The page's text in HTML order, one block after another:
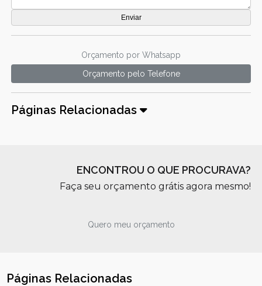
Orçamento por Whatsapp
Orçamento pelo Telefone
Páginas Relacionadas
ENCONTROU O QUE PROCURAVA?
Faça seu orçamento grátis agora mesmo!
Quero meu orçamento
Páginas Relacionadas